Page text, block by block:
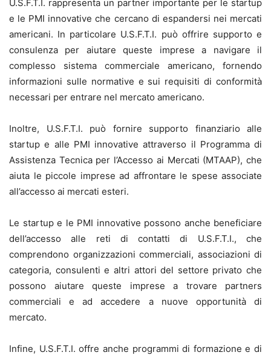
U.S.F.T.I. rappresenta un partner importante per le startup
e le PMI innovative che cercano di espandersi nei mercati
americani. In particolare U.S.F.T.I. può offrire supporto e
consulenza per aiutare queste imprese a navigare il
complesso sistema commerciale americano, fornendo
informazioni sulle normative e sui requisiti di conformità
necessari per entrare nel mercato americano.
Inoltre, U.S.F.T.I. può fornire supporto finanziario alle
startup e alle PMI innovative attraverso il Programma di
Assistenza Tecnica per l’Accesso ai Mercati (MTAAP), che
aiuta le piccole imprese ad affrontare le spese associate
all’accesso ai mercati esteri.
Le startup e le PMI innovative possono anche beneficiare
dell’accesso alle reti di contatti di U.S.F.T.I., che
comprendono organizzazioni commerciali, associazioni di
categoria, consulenti e altri attori del settore privato che
possono aiutare queste imprese a trovare partners
commerciali e ad accedere a nuove opportunità di
mercato.
Infine, U.S.F.T.I. offre anche programmi di formazione e di